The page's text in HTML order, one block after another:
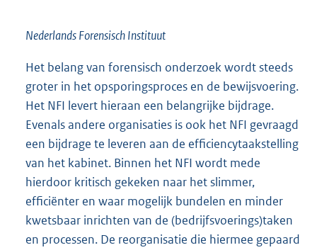
Nederlands Forensisch Instituut
Het belang van forensisch onderzoek wordt steeds
groter in het opsporingsproces en de bewijsvoering.
Het NFI levert hieraan een belangrijke bijdrage.
Evenals andere organisaties is ook het NFI gevraagd
een bijdrage te leveren aan de efficiencytaakstelling
van het kabinet. Binnen het NFI wordt mede
hierdoor kritisch gekeken naar het slimmer,
efficiënter en waar mogelijk bundelen en minder
kwetsbaar inrichten van de (bedrijfsvoerings)taken
en processen. De reorganisatie die hiermee gepaard